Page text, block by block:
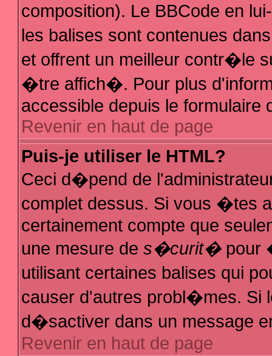
composition). Le BBCode en
les balises sont contenues
et offrent un meilleur contr�le
�tre affich�. Pour plus
accessible depuis le formulaire
Revenir en haut de page
Puis-je utiliser le HTML?
Ceci d�pend de
complet dessus. Si vous �tes
certainement compte que
une mesure de s�curit�pour
utilisant certaines balises qui
causer d'autres probl�mes. Si
d�sactiver dans un message
Revenir en haut de page